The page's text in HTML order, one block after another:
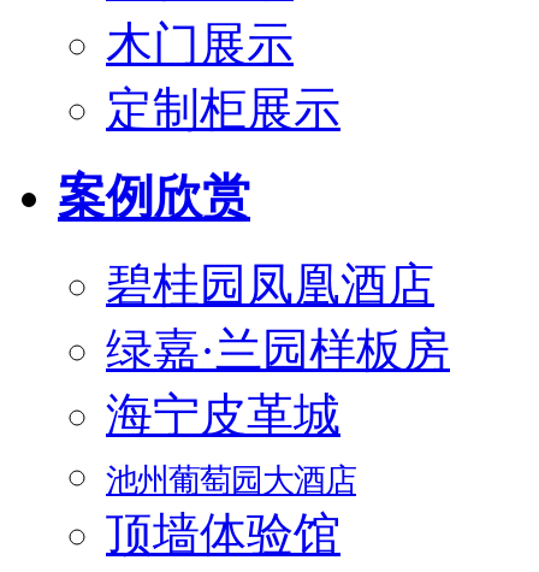
木门展示
定制柜展示
案例欣赏
碧桂园凤凰酒店
绿嘉·兰园样板房
海宁皮革城
池州葡萄园大酒店
顶墙体验馆